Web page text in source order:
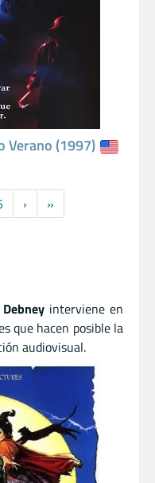
Verano (1997)
› »
interviene en
que hacen posible la
audiovisual.